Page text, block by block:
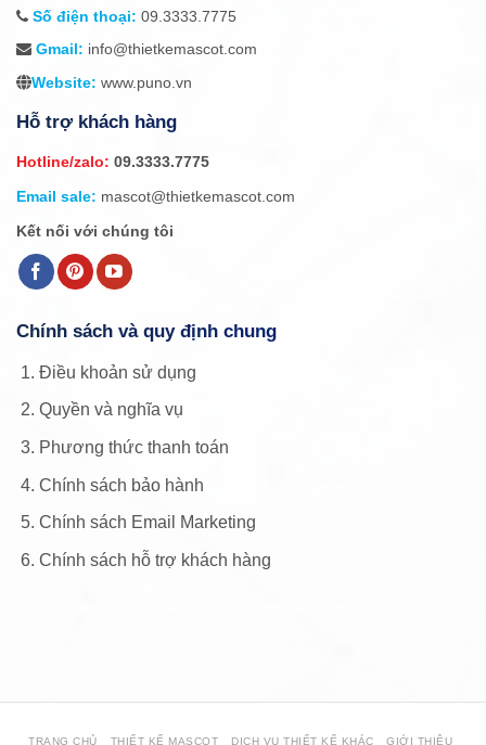
Số điện thoại: 09.3333.7775
Gmail: info@thietkemascot.com
Website: www.puno.vn
Hỗ trợ khách hàng
Hotline/zalo: 09.3333.7775
Email sale: mascot@thietkemascot.com
Kết nối với chúng tôi
Chính sách và quy định chung
Điều khoản sử dụng
Quyền và nghĩa vụ
Phương thức thanh toán
Chính sách bảo hành
Chính sách Email Marketing
Chính sách hỗ trợ khách hàng
TRANG CHỦ THIẾT KẾ MASCOT DỊCH VỤ THIẾT KẾ KHÁC GIỚI THIỆU